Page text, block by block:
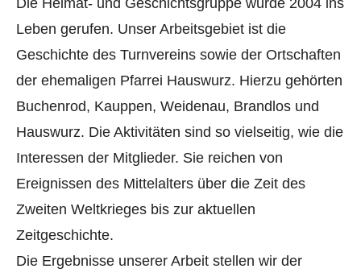
Leben gerufen. Unser Arbeitsgebiet ist die
Geschichte des Turnvereins sowie der Ortschaften
der ehemaligen Pfarrei Hauswurz. Hierzu gehörten
Buchenrod, Kauppen, Weidenau, Brandlos und
Hauswurz. Die Aktivitäten sind so vielseitig, wie die
Interessen der Mitglieder. Sie reichen von
Ereignissen des Mittelalters über die Zeit des
Zweiten Weltkrieges bis zur aktuellen
Zeitgeschichte.
Die Ergebnisse unserer Arbeit stellen wir der